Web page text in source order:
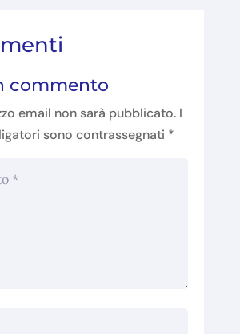
commento
email non sarà pubblicato. I
sono contrassegnati *